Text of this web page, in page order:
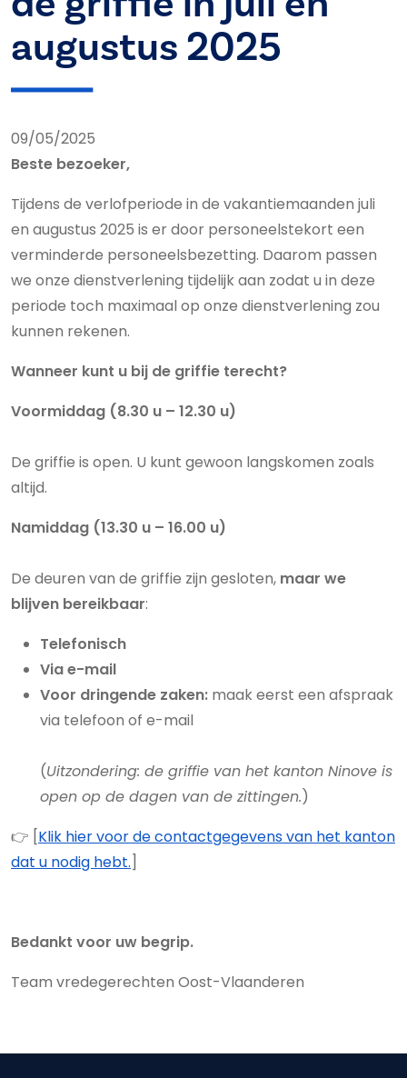
augustus 2025
09/05/2025
Beste bezoeker,
Tijdens de verlofperiode in de vakantiemaanden juli
en augustus 2025 is er door personeelstekort een
verminderde personeelsbezetting. Daarom passen
we onze dienstverlening tijdelijk aan zodat u in deze
periode toch maximaal op onze dienstverlening zou
kunnen rekenen.
Wanneer kunt u bij de griffie terecht?
Voormiddag (8.30 u – 12.30 u)
De griffie is open. U kunt gewoon langskomen zoals
altijd.
Namiddag (13.30 u – 16.00 u)
De deuren van de griffie zijn gesloten, maar we
blijven bereikbaar:
Telefonisch
Via e-mail
Voor dringende zaken: maak eerst een afspraak
via telefoon of e-mail
(Uitzondering: de griffie van het kanton Ninove is
open op de dagen van de zittingen.)
👉 [Klik hier voor de contactgegevens van het kanton
dat u nodig hebt.]
Bedankt voor uw begrip.
Team vredegerechten Oost-Vlaanderen